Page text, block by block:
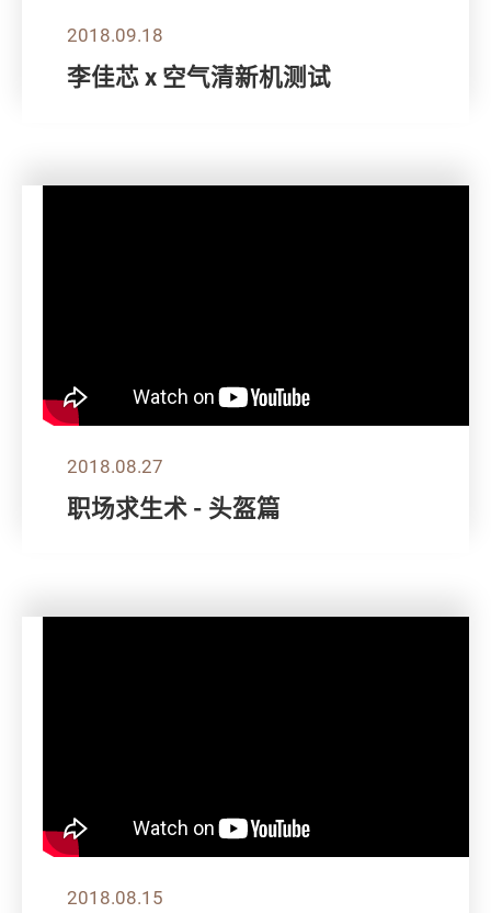
2018.09.18
李佳芯 x 空气清新机测试
2018.08.27
职场求生术 - 头盔篇
2018.08.15